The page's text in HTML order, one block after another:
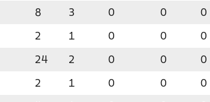
8 3 0 0 0
2 1 0 0 0
24 2 0 0 0
2 1 0 0 0